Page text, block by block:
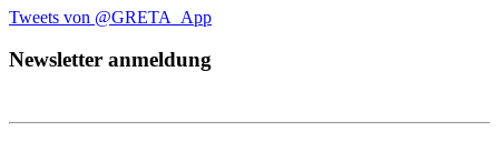
Tweets von @GRETA_App
Newsletter anmeldung